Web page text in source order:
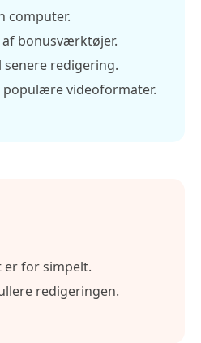
computer.
bonusværktøjer.
senere redigering.
populære videoformater.
for simpelt.
redigeringen.